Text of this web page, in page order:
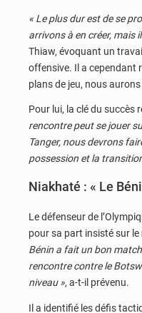
« Le plus dur est de se
arrivons à en créer, mais
Thiaw, évoquant un
offensive. Il a cependant
plans de jeu, nous
Pour lui, la clé du succès
rencontre peut se jouer
Tanger, nous devrons
possession et la
Niakhaté : « Le
Le défenseur de
pour sa part insisté sur le
Bénin a fait un bon
rencontre contre le
niveau », a-t-il prévenu.
Il a identifié les défis